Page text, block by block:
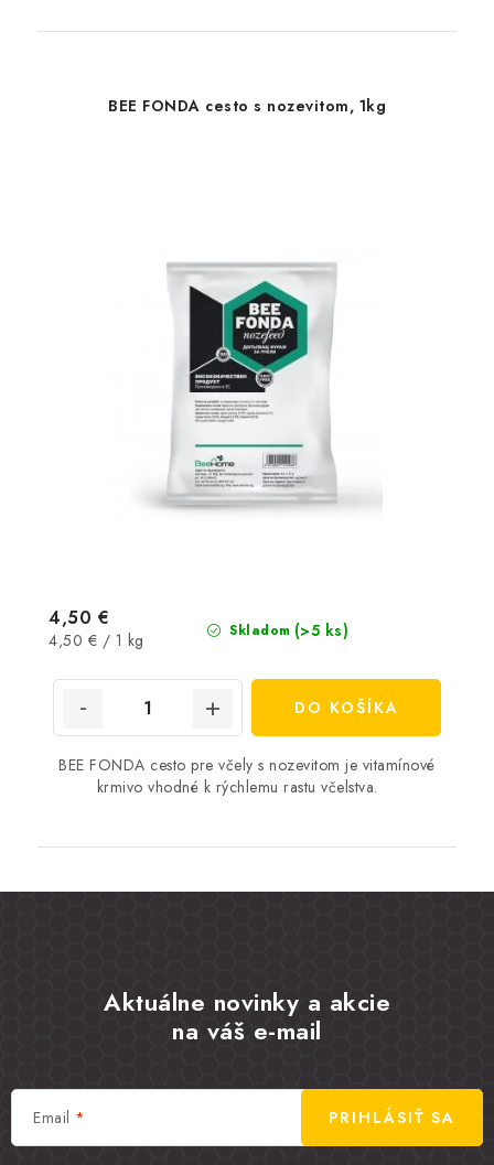
BEE FONDA cesto s nozevitom, 1kg
Skladom (>5 ks)
4,50 €
Jednotková
4,50 € / 1 kg
DO KOŠÍKA
BEE FONDA cesto pre včely s nozevitom je vitamínové
krmivo vhodné k rýchlemu rastu včelstva.
Aktuálne novinky a akcie
na váš e-mail
Email PRIHLÁSIŤ SA